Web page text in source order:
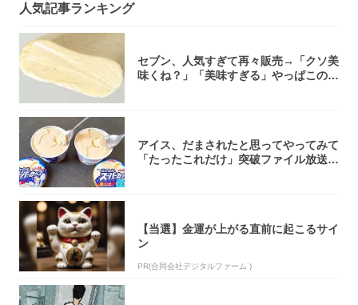
人気記事ランキング
セブン、人気すぎて再々販売→「クソ美
味くね？」「美味すぎる」やっぱこのク
アイス、だまされたと思ってやってみて
「たったこれだけ」突破ファイル放送で
【当選】金運が上がる直前に起こるサイ
ン
PR(合同会社デジタルファーム )